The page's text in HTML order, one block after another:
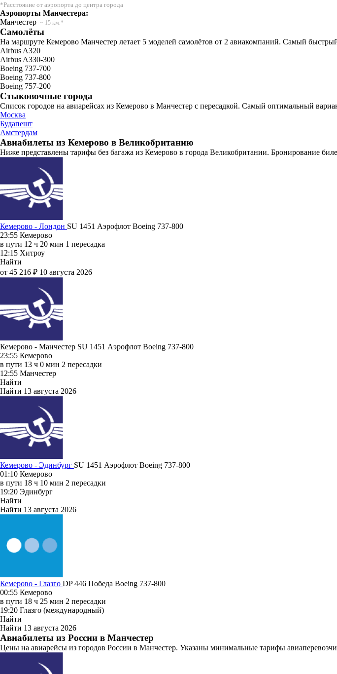
*Расстояние от аэропорта до центра города
Аэропорты Манчестера:
Манчестер ~ 15 км.*
Самолёты
На маршруте Кемерово Манчестер летает 5 моделей самолётов от 2 авиакомпаний. Самый
Airbus A320
Airbus A330-300
Boeing 737-700
Boeing 737-800
Boeing 757-200
Стыковочные города
Список городов на авиарейсах из Кемерово в Манчестер с пересадкой. Самый оптимальный
Москва
Будапешт
Амстердам
Авиабилеты из Кемерово в Великобританию
Ниже представлены тарифы без багажа из Кемерово в города Великобритании. Бронирование
Кемерово - Лондон SU 1451 Аэрофлот Boeing 737-800
23:55 Кемерово
в пути 12 ч 20 мин 1 пересадка
12:15 Хитроу
Найти
от 45 216 ₽ 10 августа 2026
Кемерово - Манчестер SU 1451 Аэрофлот Boeing 737-800
23:55 Кемерово
в пути 13 ч 0 мин 2 пересадки
12:55 Манчестер
Найти
Найти 13 августа 2026
Кемерово - Эдинбург SU 1451 Аэрофлот Boeing 737-800
01:10 Кемерово
в пути 18 ч 10 мин 2 пересадки
19:20 Эдинбург
Найти
Найти 13 августа 2026
Кемерово - Глазго DP 446 Победа Boeing 737-800
00:55 Кемерово
в пути 18 ч 25 мин 2 пересадки
19:20 Глазго (международный)
Найти
Найти 13 августа 2026
Авиабилеты из России в Манчестер
Цены на авиарейсы из городов России в Манчестер. Указаны минимальные тарифы